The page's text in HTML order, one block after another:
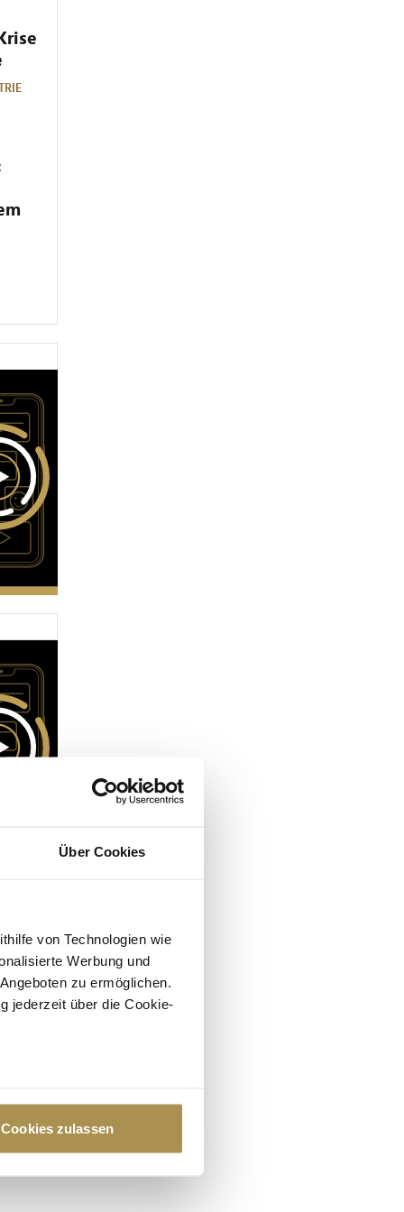
Über Cookies
von Technologien wie
Werbung und
zu ermöglichen.
jederzeit über die Cookie-
Präferenzen im
anbieten zu können
Cookies zulassen